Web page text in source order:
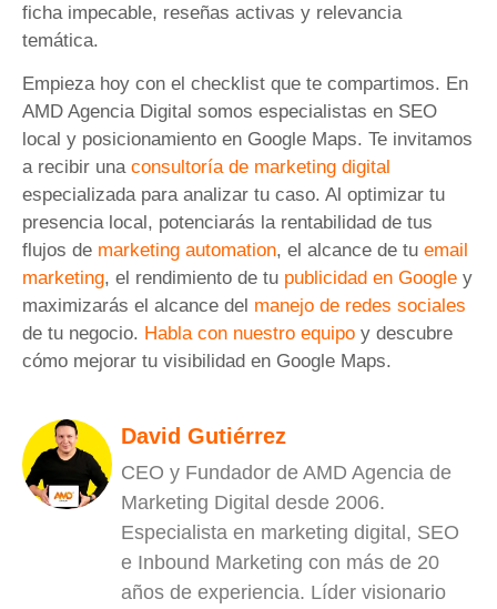
ficha impecable, reseñas activas y relevancia
temática.
Empieza hoy con el checklist que te compartimos. En
AMD Agencia Digital somos especialistas en SEO
local y posicionamiento en Google Maps. Te invitamos
a recibir una consultoría de marketing digital
especializada para analizar tu caso. Al optimizar tu
presencia local, potenciarás la rentabilidad de tus
flujos de marketing automation, el alcance de tu email
marketing, el rendimiento de tu publicidad en Google y
maximizarás el alcance del manejo de redes sociales
de tu negocio. Habla con nuestro equipo y descubre
cómo mejorar tu visibilidad en Google Maps.
David Gutiérrez
CEO y Fundador de AMD Agencia de
Marketing Digital desde 2006.
Especialista en marketing digital, SEO
e Inbound Marketing con más de 20
años de experiencia. Líder visionario